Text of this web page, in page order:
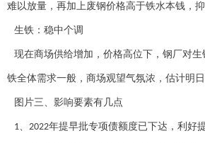
难以放量，再加上废钢价格高于铁水本钱，
生铁：稳中个调
现在商场供给增加，价格高位下，钢厂对
铁全体需求一般，商场观望气氛浓，估计明
图片三、影响要素有几点
1、 2022年提早批专项债额度已下达，利好